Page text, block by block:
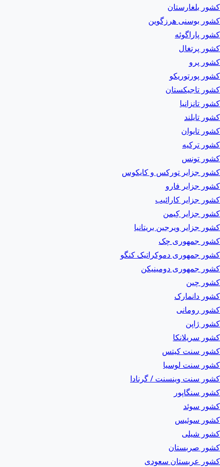
کشور بلغارستان
کشور بوسنی هرزگوین
کشور پاراگوئه
کشور پرتغال
کشور پرو
کشور پورتوریکو
کشور تاجیکستان
کشور تانزانیا
کشور تایلند
کشور تایوان
کشور ترکیه
کشور تونس
کشور جزایر تورکس و کایکوس
کشور جزایر فارو
کشور جزایر کارائیب
کشور جزایر کِیمن
کشور جزایر ویرجین بریتانیا
کشور جمهوری چک
کشور جمهوری دموکراتیک کنگو
کشور جمهوری دومینیکن
کشور چین
کشور دانمارک
کشور رومانی
کشور ژاپن
کشور سریلانکا
کشور سنت کیتس
کشور سنت لوسیا
کشور سنت وینسنت / گرنادا
کشور سنگاپور
کشور سوئد
کشور سوئیس
کشور شیلی
کشور صربستان
کشور عربستان سعودی